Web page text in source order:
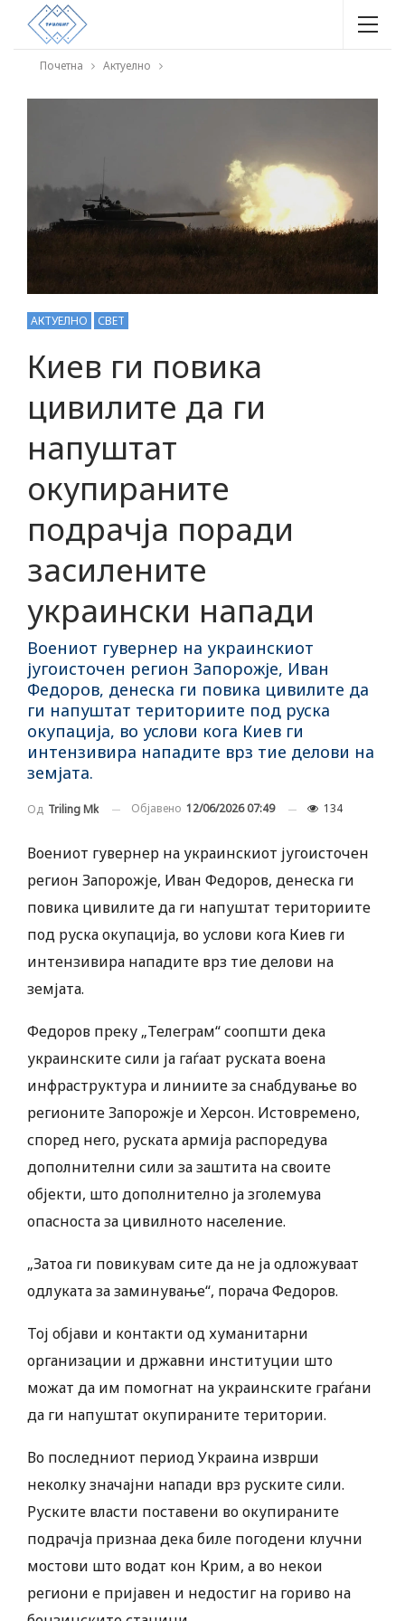
Почетна Актуелно
АКТУЕЛНО СВЕТ
Киев ги повика
цивилите да ги
напуштат
окупираните
подрачја поради
засилените
украински напади
Воениот гувернер на украинскиот
југоисточен регион Запорожје, Иван
Федоров, денеска ги повика цивилите да
ги напуштат териториите под руска
окупација, во услови кога Киев ги
интензивира нападите врз тие делови на
земјата.
Од Triling Mk Објавено 12/06/2026 07:49 134
Воениот гувернер на украинскиот југоисточен
регион Запорожје, Иван Федоров, денеска ги
повика цивилите да ги напуштат териториите
под руска окупација, во услови кога Киев ги
интензивира нападите врз тие делови на
земјата.
Федоров преку „Телеграм“ соопшти дека
украинските сили ја гаѓаат руската воена
инфраструктура и линиите за снабдување во
регионите Запорожје и Херсон. Истовремено,
според него, руската армија распоредува
дополнителни сили за заштита на своите
објекти, што дополнително ја зголемува
опасноста за цивилното население.
„Затоа ги повикувам сите да не ја одложуваат
одлуката за заминување“, порача Федоров.
Тој објави и контакти од хуманитарни
организации и државни институции што
можат да им помогнат на украинските граѓани
да ги напуштат окупираните територии.
Во последниот период Украина изврши
неколку значајни напади врз руските сили.
Руските власти поставени во окупираните
подрачја признаа дека биле погодени клучни
мостови што водат кон Крим, а во некои
региони е пријавен и недостиг на гориво на